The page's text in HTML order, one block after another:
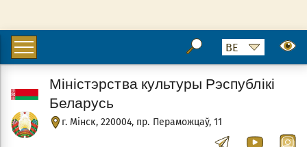
г. Мінск, 220004, пр. Пераможцаў, 11
Міністэрства культуры Рэспублікі
Беларусь